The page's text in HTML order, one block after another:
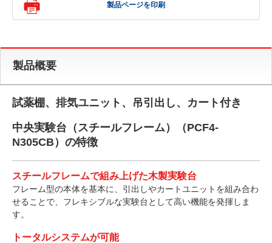
製品ページを印刷
製品概要
試薬棚、排気ユニット、吊引出し、カート付き
中央実験台（スチールフレーム）（PCF4-
N305CB）の特徴
スチールフレームで組み上げた木製実験台
フレーム型の本体を基本に、引出しやカートユニットを組み合わ
せることで、フレキシブルな実験台として高い機能を発揮しま
す。
トータルシステムが可能